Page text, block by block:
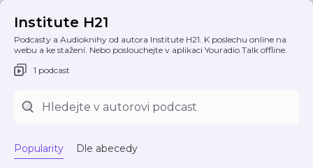
Institute H21
Podcasty a Audioknihy od autora Institute H21. K poslechu online na
webu a ke stažení. Nebo poslouchejte v aplikaci Youradio Talk offline.
1 podcast
Popularity Dle abecedy